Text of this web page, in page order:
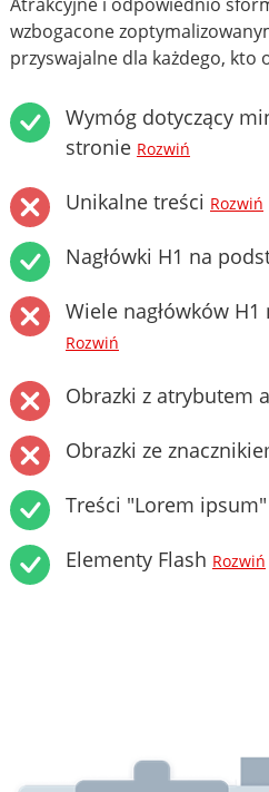
wzbogacone
przyswajalne dla każdego, kto
Wymóg dotyczący
stronie Rozwiń
Unikalne treści Rozwiń
Nagłówki H1 na
Wiele nagłówków
Rozwiń
Obrazki z atrybutem
Obrazki ze
Treści "Lorem ipsum"
Elementy Flash Rozwiń